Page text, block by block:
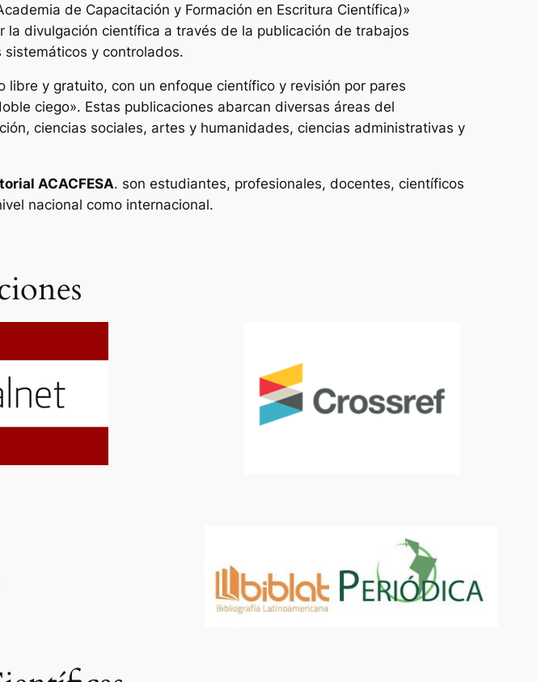
de Capacitación y Formación en Escritura Científica)»
la divulgación científica a través de la publicación de trabajos
y controlados.
libre y gratuito, con un enfoque científico y revisión por pares
ciego». Estas publicaciones abarcan diversas áreas del
ciencias sociales, artes y humanidades, ciencias administrativas y
ACACFESA. son estudiantes, profesionales, docentes, científicos
nacional como internacional.